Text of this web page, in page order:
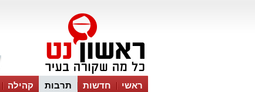
ראשי חדשות תרבות קהילה